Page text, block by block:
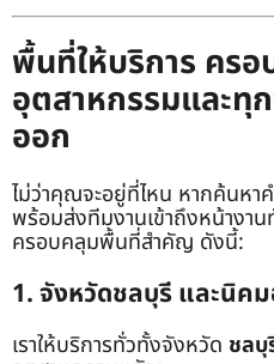
พื้นที่ให้บริการ คร
อุตสาหกรรมและทุ
ออก
ไม่ว่าคุณจะอยู่ที่ไหน หากค้นหาค
พร้อมส่งทีมงานเข้าถึงหน้างา
ครอบคลุมพื้นที่สำคัญ ดังนี้:
1. จังหวัดชลบุรี และนิค
เราให้บริการทั่วทั้งจังหวัด ชลบุ